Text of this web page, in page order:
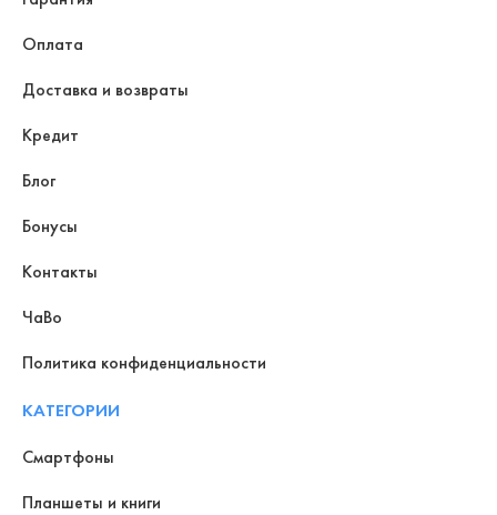
Оплата
Доставка и возвраты
Кредит
Блог
Бонусы
Контакты
ЧаВо
Политика конфиденциальности
КАТЕГОРИИ
Смартфоны
Планшеты и книги